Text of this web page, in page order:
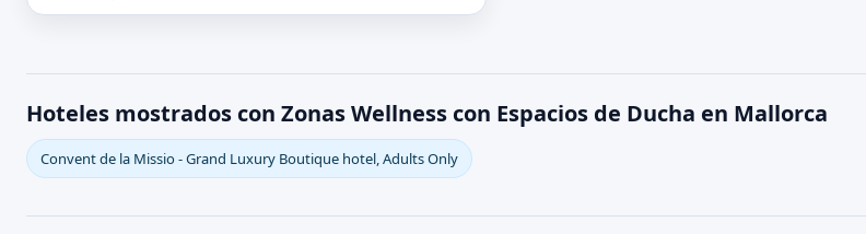
Hoteles mostrados con Zonas Wellness con Espacios de Ducha en Mallorca
Convent de la Missio - Grand Luxury Boutique hotel, Adults Only